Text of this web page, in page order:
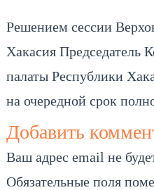
Решением сессии
Хакасия Председатель
палаты Республики
на очередной срок
Добавить
Ваш адрес email не
Обязательные поля